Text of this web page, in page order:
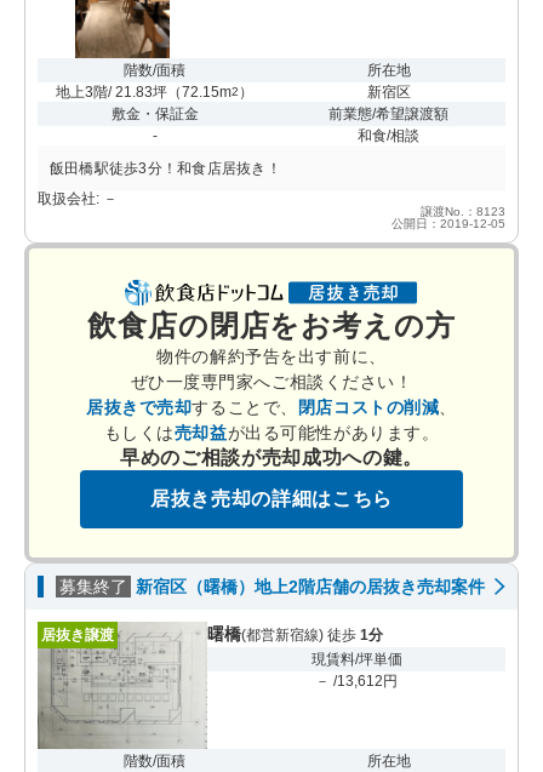
階数/面積
地上3階/ 21.83坪 （72.15m2 ）
所在地
新宿区
敷金・保証金
-
前業態/希望譲渡額
和食/相談
飯田橋駅徒歩3分！和食店居抜き！
取扱会社: －
譲渡No.：8123
公開日：2019-12-05
飲食店の閉店をお考えの方
物件の解約予告を出す前に、
ぜひ一度専門家へご相談ください！
居抜きで売却することで、 閉店コストの削減
もしくは売却益が出る可能性があります。
早めのご相談が売却成功への鍵。
居抜き売却の詳細はこちら
募集終了 新宿区（曙橋）地上2階店舗の居抜き売却案件
居抜き譲渡 曙橋(都営新宿線) 徒歩 1分
現賃料/坪単価
－ /13,612円
階数/面積
所在地